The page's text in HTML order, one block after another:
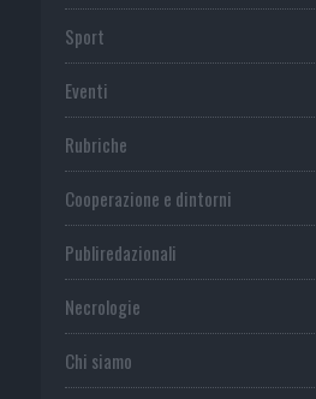
Sport
Eventi
Rubriche
Cooperazione e dintorni
Publiredazionali
Necrologie
Chi siamo